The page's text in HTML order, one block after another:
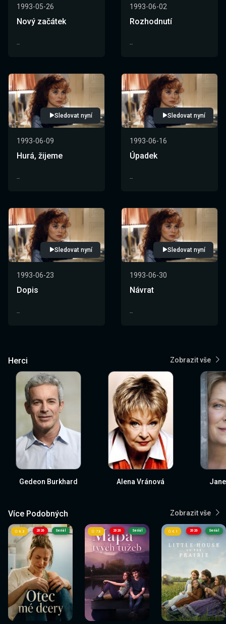
1993-05-26
Nový začátek
--
1993-06-02
Rozhodnutí
--
Sledovat nyní
1993-06-09
Hurá, žijeme
--
Sledovat nyní
1993-06-16
Úpadek
--
Sledovat nyní
1993-06-23
Dopis
--
Sledovat nyní
1993-06-30
Návrat
--
Herci Zobrazit vše
Gedeon Burkhard Alena Vránová
Více Podobných Zobrazit vše
2026
8.3 Seriál 2026
7.8 Seriál 2026
6.1 Seriál